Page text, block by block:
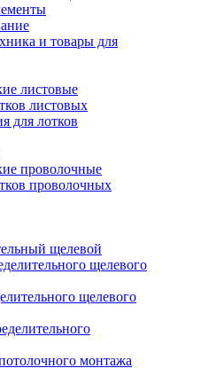
и товары для
листовые
листовых
для лотков
проволочные
проволочных
щелевой
щелевого
щелевого